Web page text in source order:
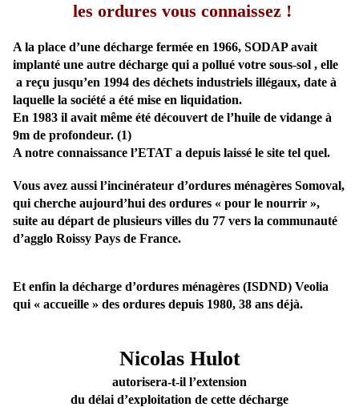
les ordures vous connaissez !
A la place d’une décharge fermée en 1966, SODAP avait
implanté une autre décharge qui a pollué votre sous-sol , elle
a reçu jusqu’en 1994 des déchets industriels illégaux, date à
laquelle la société a été mise en liquidation.
En 1983 il avait même été découvert de l’huile de vidange à
9m de profondeur. (1)
A notre connaissance l’ETAT a depuis laissé le site tel quel.
Vous avez aussi l’incinérateur d’ordures ménagères Somoval,
qui cherche aujourd’hui des ordures « pour le nourrir »,
suite au départ de plusieurs villes du 77 vers la communauté
d’agglo Roissy Pays de France.
Et enfin la décharge d’ordures ménagères (ISDND) Veolia
qui « accueille » des ordures depuis 1980, 38 ans déjà.
Nicolas Hulot
autorisera-t-il l’extension
du délai d’exploitation de cette décharge